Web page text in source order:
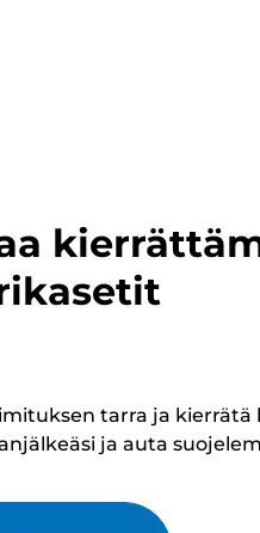
tarra ja kierrätä
ja auta